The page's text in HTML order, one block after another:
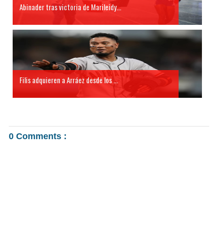
Abinader tras victoria de Marileidy...
Filis adquieren a Arráez desde los ...
0 Comments :